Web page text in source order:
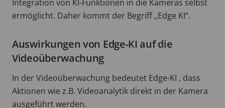
Integration von KI-Funktionen in die Kameras selbst
ermöglicht. Daher kommt der Begriff „Edge KI“.
Auswirkungen von Edge-KI auf die
Videoüberwachung
In der Videoüberwachung bedeutet Edge-KI , dass
Aktionen wie z.B. Videoanalytik direkt in der Kamera
ausgeführt werden.